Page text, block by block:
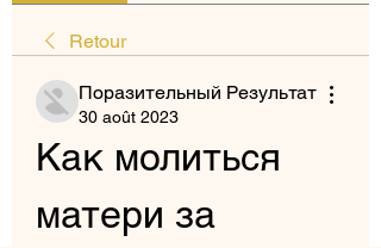
Retour
Поразительный Результат
30 août 2023
Как молиться
матери за